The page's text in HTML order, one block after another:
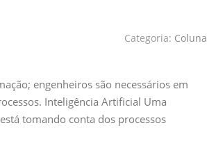
Categoria: Coluna
engenheiros são necessários em
Inteligência Artificial Uma
tomando conta dos processos